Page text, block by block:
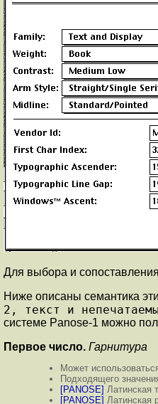
Для выбора и
Ниже описаны семантика
2, текст и
системе Panose-1 можно
Первое число. Гарнитура
Может
Подходящего
[PANOSE] Латинская
[PANOSE] Латинская